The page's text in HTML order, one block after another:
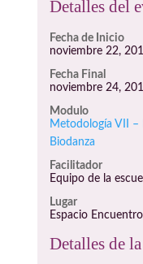
Detalles del
Fecha de Inicio
noviembre 22,
Fecha Final
noviembre 24,
Modulo
Metodología VII –
Biodanza
Facilitador
Equipo de la
Lugar
Espacio Encuentro
Detalles de